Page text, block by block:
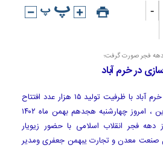
-
دهه فجر صورت گرفت؛
در خرم آباد
یک واحد ساعت سازی در خرم آباد با ظرفیت تولید ۱۵ هزار عدد افتتاح
شد️ به گزارش رستاک آنلاین ، امروز چهارشنبه هجدهم بهمن ماه ۱۴۰۲
فجر انقلاب اسلامی با حضور زیویار
صنعت معدن و تجارت یبهمن جعفری ومدیر